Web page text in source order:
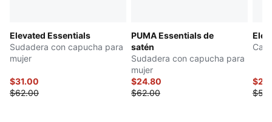
Elevated Essentials
Sudadera con capucha para
mujer
$31.00
$62.00
PUMA Essentials de
satén
Sudadera con capucha para
mujer
$24.80
$62.00